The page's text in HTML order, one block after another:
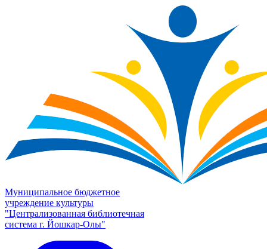
Муниципальное бюджетное
учреждение культуры
"Централизованная библиотечная
система г. Йошкар-Олы"